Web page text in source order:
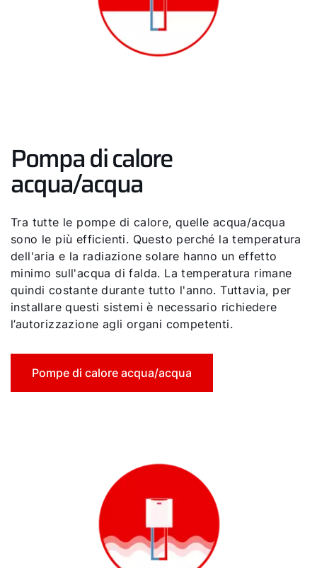
Pompa di calore
acqua/acqua
Tra tutte le pompe di calore, quelle acqua/acqua
sono le più efficienti. Questo perché la temperatura
dell'aria e la radiazione solare hanno un effetto
minimo sull'acqua di falda. La temperatura rimane
quindi costante durante tutto l'anno. Tuttavia, per
installare questi sistemi è necessario richiedere
l’autorizzazione agli organi competenti.
Pompe di calore acqua/acqua